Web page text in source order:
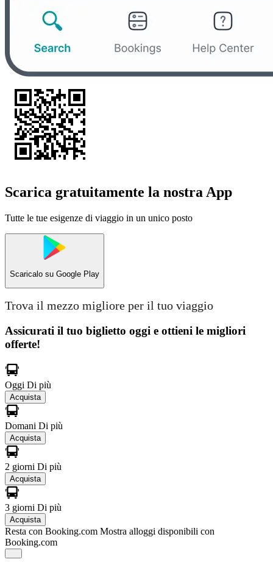
Scarica gratuitamente la nostra App
Tutte le tue esigenze di viaggio in un unico posto
Scaricalo su Google Play
Trova il mezzo migliore per il tuo viaggio
Assicurati il ​​tuo biglietto oggi e ottieni le migliori
offerte!
Oggi Di più
Acquista
Domani Di più
Acquista
2 giorni Di più
Acquista
3 giorni Di più
Acquista
Resta con Booking.com Mostra alloggi disponibili con
Booking.com